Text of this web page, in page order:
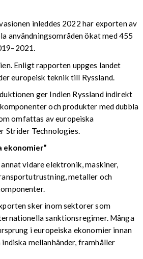
inleddes 2022 har exporten av
användningsområden ökat med 455
Enligt rapporten uppges landet
europeisk teknik till Ryssland.
ger Indien Ryssland indirekt
och produkter med dubbla
omfattas av europeiska
Strider Technologies.
ekonomier”
vidare elektronik, maskiner,
metaller och
sker inom sektorer som
sanktionsregimer. Många
i europeiska ekonomier innan
mellanhänder, framhåller